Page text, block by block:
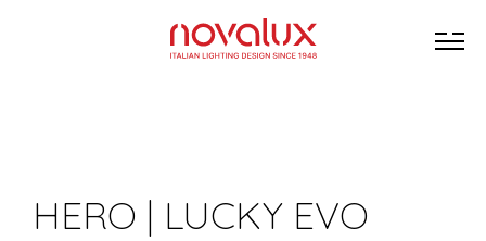
HERO | LUCKY EVO